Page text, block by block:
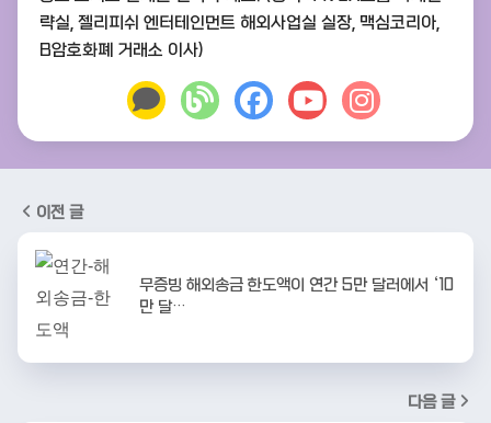
략실, 젤리피쉬 엔터테인먼트 해외사업실 실장, 맥심코리아,
B암호화폐 거래소 이사)
이전 글
무증빙 해외송금 한도액이 연간 5만 달러에서 ‘10
만 달…
다음 글